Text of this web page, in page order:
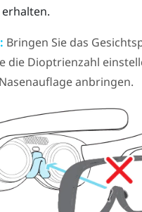
Bringen Sie das
die Dioptrienzahl
anbringen.